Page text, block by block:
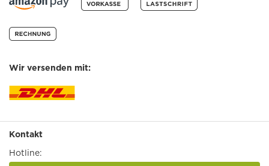
Wir versenden mit:
Kontakt
Hotline: